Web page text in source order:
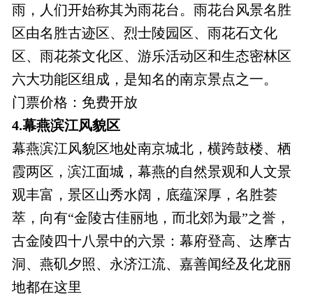
雨，人们开始称其为雨花台。雨花台风景名胜
区由名胜古迹区、烈士陵园区、雨花石文化
区、雨花茶文化区、游乐活动区和生态密林区
六大功能区组成，是知名的南京景点之一。
门票价格：免费开放
4.幕燕滨江风貌区
幕燕滨江风貌区地处南京城北，横跨鼓楼、栖
霞两区，滨江面城，幕燕的自然景观和人文景
观丰富，景区山秀水阔，底蕴深厚，名胜荟
萃，向有“金陵古佳丽地，而北郊为最”之誉，
古金陵四十八景中的六景：幕府登高、达摩古
洞、燕矶夕照、永济江流、嘉善闻经及化龙丽
地都在这里